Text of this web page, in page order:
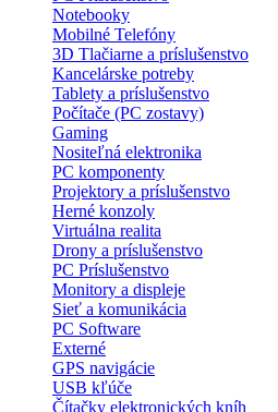
Notebooky
Mobilné Telefóny
3D Tlačiarne a príslušenstvo
Kancelárske potreby
Tablety a príslušenstvo
Počítače (PC zostavy)
Gaming
Nositeľná elektronika
PC komponenty
Projektory a príslušenstvo
Herné konzoly
Virtuálna realita
Drony a príslušenstvo
PC Príslušenstvo
Monitory a displeje
Sieť a komunikácia
PC Software
Externé
GPS navigácie
USB kľúče
Čítačky elektronických kníh